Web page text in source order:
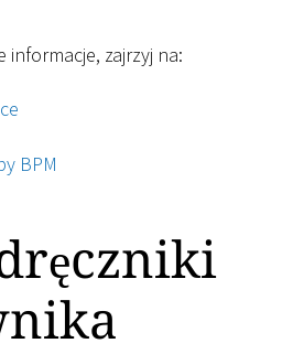
zajrzyj na:
BPM